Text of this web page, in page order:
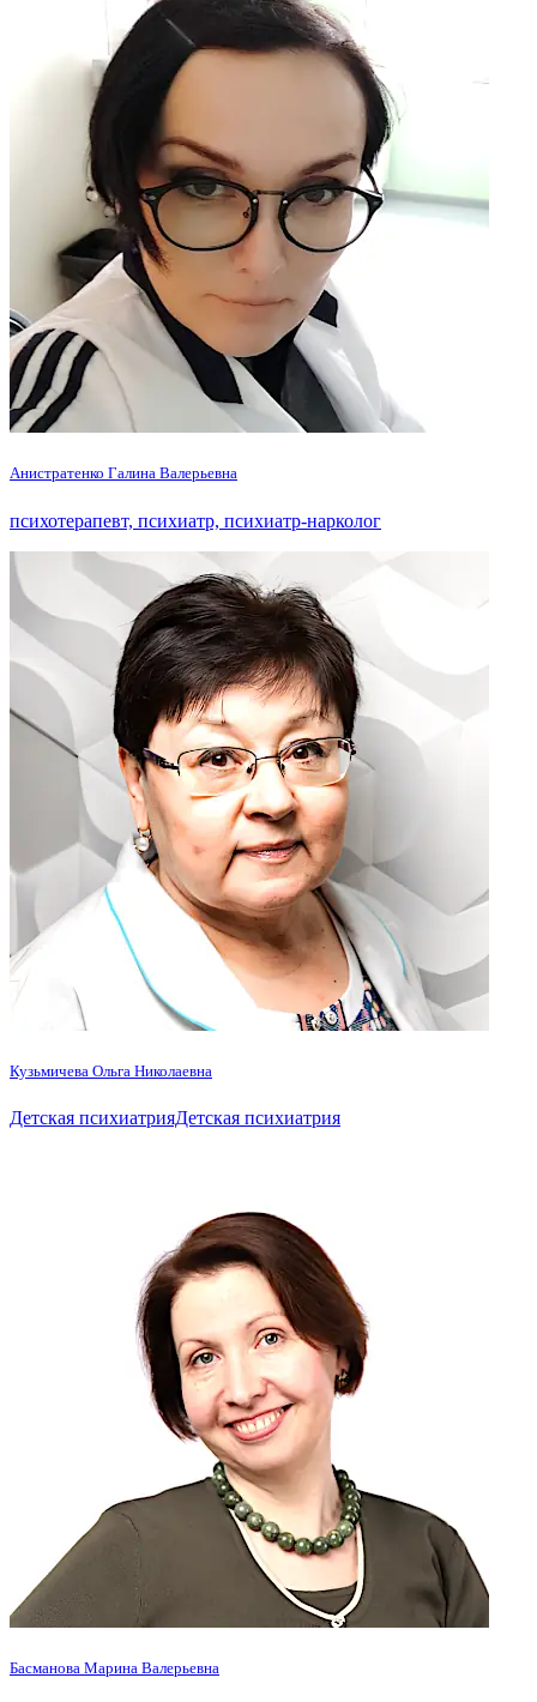
Анистратенко Галина Валерьевна
психотерапевт, психиатр, психиатр-нарколог
Кузьмичева Ольга Николаевна
Детская психиатрияДетская психиатрия
Басманова Марина Валерьевна